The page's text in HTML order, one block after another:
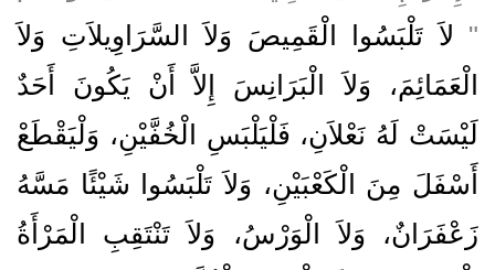
‏"‏ لاَ تَلْبَسُوا الْقَمِيصَ وَلاَ السَّرَاوِيلاَتِ وَلاَ
الْعَمَائِمَ، وَلاَ الْبَرَانِسَ إِلاَّ أَنْ يَكُونَ أَحَدٌ
لَيْسَتْ لَهُ نَعْلاَنِ، فَلْيَلْبَسِ الْخُفَّيْنِ، وَلْيَقْطَعْ
أَسْفَلَ مِنَ الْكَعْبَيْنِ، وَلاَ تَلْبَسُوا شَيْئًا مَسَّهُ
زَعْفَرَانٌ، وَلاَ الْوَرْسُ، وَلاَ تَنْتَقِبِ الْمَرْأَةُ